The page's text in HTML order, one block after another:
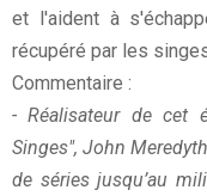
et l'aident à
récupéré par les
Commentaire :
- Réalisateur de cet
Singes", John
de séries jusqu’au